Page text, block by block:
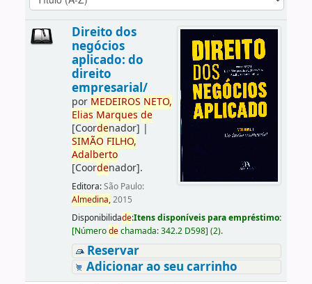
Direito dos
negócios
aplicado: do
direito
empresarial/
por MEDEIROS NETO,
Elias Marques de
[Coordenador] |
SIMÃO FILHO,
Adalberto
[Coordenador].
Editora:São Paulo:
Almedina,2015
Disponibilidade:Itens disponíveis para empréstimo:
[Númerodechamada:342.2 D598] (2).
Reservar
Adicionar ao seu carrinho